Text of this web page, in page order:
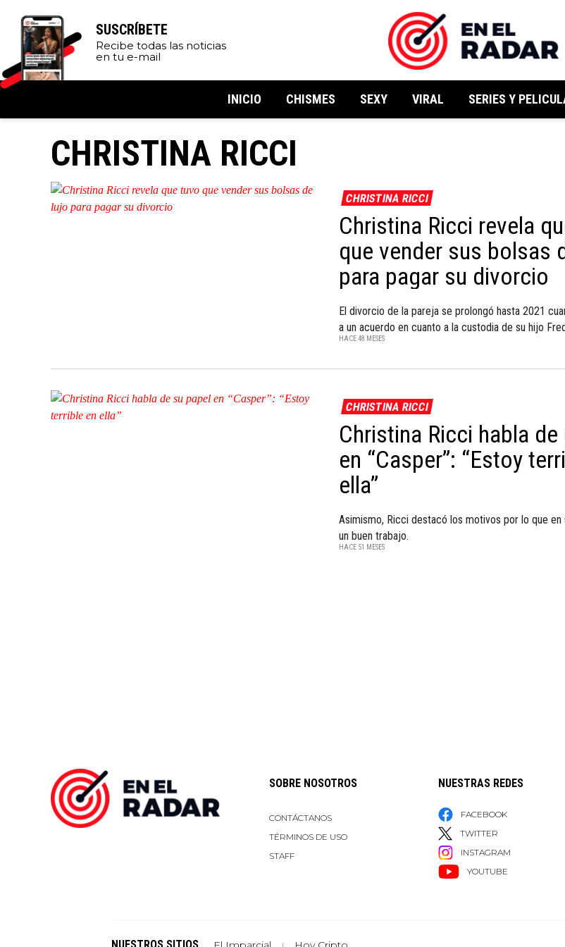
SUSCRÍBETE
Recibe todas las noticias
en tu e-mail
INICIO CHISMES SEXY VIRAL SERIES Y
CHRISTINA RICCI
CHRISTINA RICCI
Christina Ricci revela
que vender sus bolsas
para pagar su divorcio
El divorcio de la pareja se prolongó hasta 2021
a un acuerdo en cuanto a la custodia de su hijo
HACE 48 MESES
CHRISTINA RICCI
Christina Ricci habla de
en “Casper”: “Estoy
ella”
Asimismo, Ricci destacó los motivos por lo que en
un buen trabajo.
HACE 51 MESES
SOBRE NOSOTROS
CONTÁCTANOS
TÉRMINOS DE USO
STAFF
NUESTRAS REDES
FACEBOOK
TWITTER
INSTAGRAM
YOUTUBE